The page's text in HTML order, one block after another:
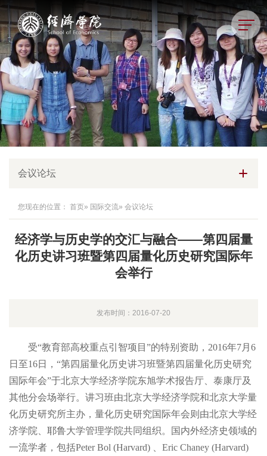
会议论坛
您现在的位置： 首页» 国际交流» 会议论坛
经济学与历史学的交汇与融合——第四届量
化历史讲习班暨第四届量化历史研究国际年
会举行
发布时间：2016-07-20
受“教育部高校重点引智项目”的特别资助，2016年7月6
日至16日，“第四届量化历史讲习班暨第四届量化历史研究
国际年会”于北京大学经济学院东旭学术报告厅、泰康厅及
其他分会场举行。讲习班由北京大学经济学院和北京大学量
化历史研究所主办，量化历史研究国际年会则由北京大学经
济学院、耶鲁大学管理学院共同组织。国内外经济史领域的
一流学者，包括Peter Bol (Harvard) 、Eric Chaney (Harvard)